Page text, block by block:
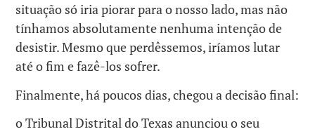
situação só iria piorar para o nosso lado, mas não
tínhamos absolutamente nenhuma intenção de
desistir. Mesmo que perdêssemos, iríamos lutar
até o fim e fazê-los sofrer.
Finalmente, há poucos dias, chegou a decisão final:
o Tribunal Distrital do Texas anunciou o seu